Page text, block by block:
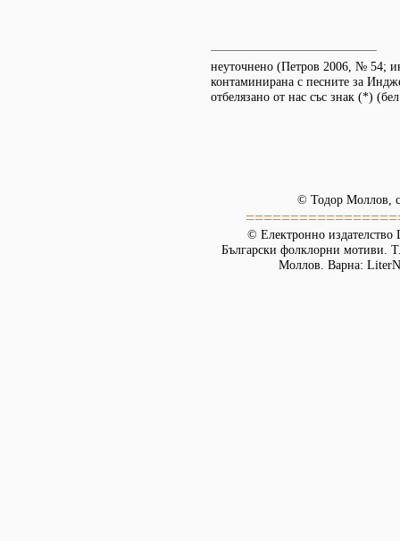
неуточнено (Петров 2006, № 54;
контаминирана с песните за
отбелязано от нас със знак (*)
© Тодор Моллов,
© Електронно издателство
Български фолклорни мотиви.
Моллов. Варна: